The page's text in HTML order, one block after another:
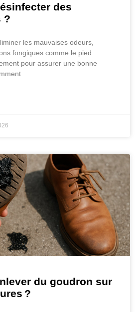
des
?
les mauvaises odeurs,
fongiques comme le pied
pour assurer une bonne
du goudron sur
?